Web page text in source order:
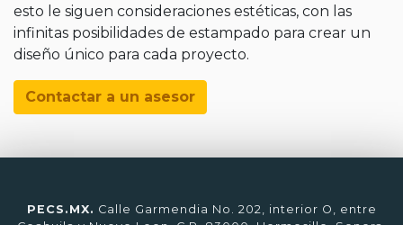
esto le siguen consideraciones estéticas, con las
infinitas posibilidades de estampado para crear un
diseño único para cada proyecto.
Contactar a un asesor
PECS.MX. Calle Garmendia No. 202, interior O, entre